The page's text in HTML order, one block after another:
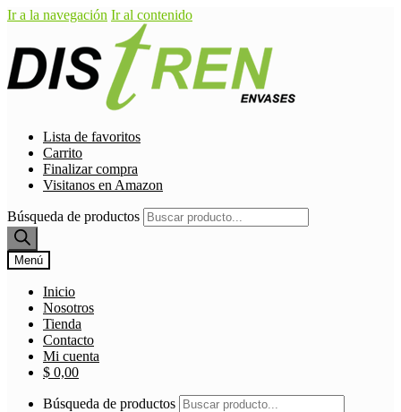
Ir a la navegación Ir al contenido
Lista de favoritos
Carrito
Finalizar compra
Visitanos en Amazon
Búsqueda de productos
Menú
Inicio
Nosotros
Tienda
Contacto
Mi cuenta
$ 0,00
Búsqueda de productos